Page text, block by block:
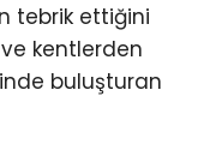
tebrik ettiğini
kentlerden
buluşturan